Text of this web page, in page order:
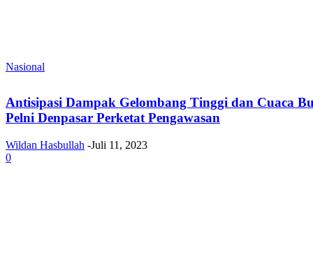
Nasional
Antisipasi Dampak Gelombang Tinggi dan Cuaca
Pelni Denpasar Perketat Pengawasan
Wildan Hasbullah -Juli 11, 2023
0